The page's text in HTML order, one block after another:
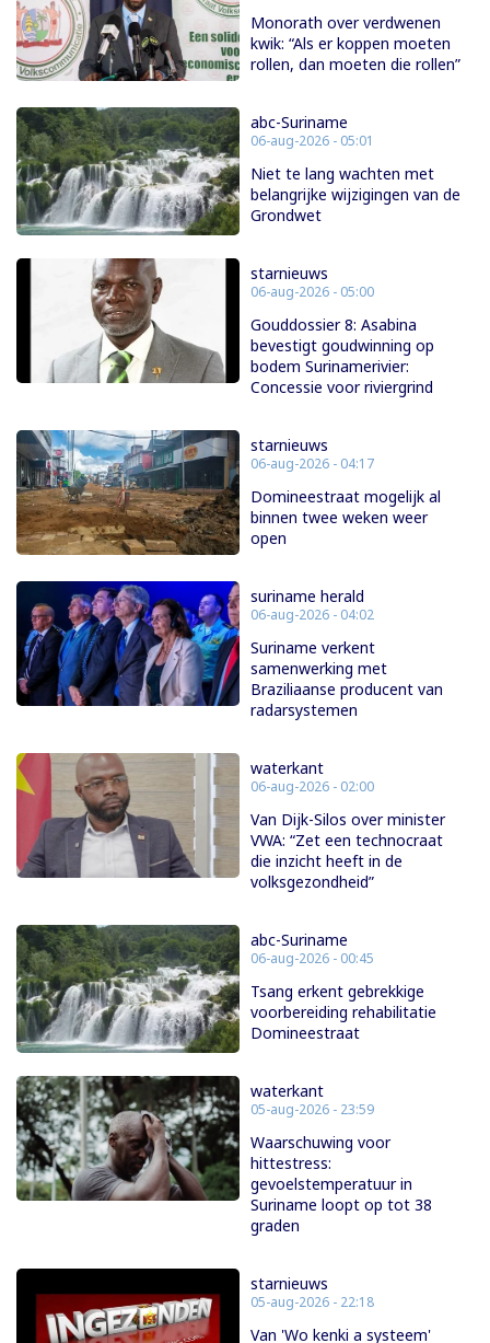
Monorath over verdwenen
kwik: “Als er koppen moeten
rollen, dan moeten die rollen”
abc-Suriname
06-aug-2026 - 05:01
Niet te lang wachten met
belangrijke wijzigingen van de
Grondwet
starnieuws
06-aug-2026 - 05:00
Gouddossier 8: Asabina
bevestigt goudwinning op
bodem Surinamerivier:
Concessie voor riviergrind
starnieuws
06-aug-2026 - 04:17
Domineestraat mogelijk al
binnen twee weken weer
open
suriname herald
06-aug-2026 - 04:02
Suriname verkent
samenwerking met
Braziliaanse producent van
radarsystemen
waterkant
06-aug-2026 - 02:00
Van Dijk-Silos over minister
VWA: “Zet een technocraat
die inzicht heeft in de
volksgezondheid”
abc-Suriname
06-aug-2026 - 00:45
Tsang erkent gebrekkige
voorbereiding rehabilitatie
Domineestraat
waterkant
05-aug-2026 - 23:59
Waarschuwing voor
hittestress:
gevoelstemperatuur in
Suriname loopt op tot 38
graden
starnieuws
05-aug-2026 - 22:18
Van 'Wo kenki a systeem'